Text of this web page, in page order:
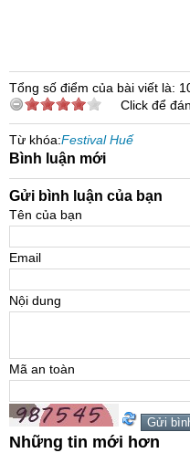
Tổng số điểm của bài viết là:
Click để
Từ khóa:Festival Huế
Bình luận mới
Gửi bình luận của bạn
Tên của bạn
Email
Nội dung
Mã an toàn
Những tin mới hơn